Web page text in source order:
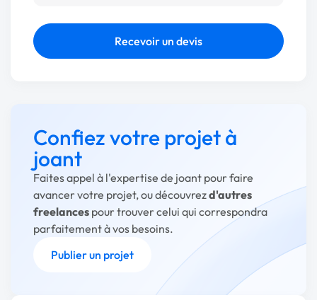
Recevoir un devis
Confiez votre projet à
joant
Faites appel à l'expertise de joant pour faire
avancer votre projet, ou découvrezd'autres
freelances pour trouver celui qui correspondra
parfaitement à vos besoins.
Publier un projet